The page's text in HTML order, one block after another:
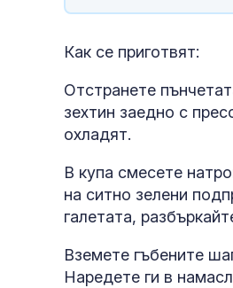
Как се приготвят:
Отстранете
зехтин заедно с
охладят.
В купа смесете
на ситно зелени
галетата,
Вземете гъбените
Наредете ги в